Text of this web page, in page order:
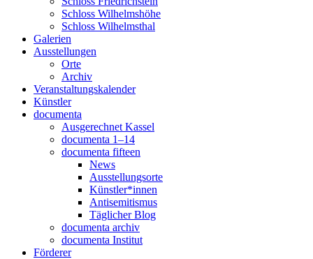
Schloss Wilhelmshöhe
Schloss Wilhelmsthal
Galerien
Ausstellungen
Orte
Archiv
Veranstaltungskalender
Künstler
documenta
Ausgerechnet Kassel
documenta 1–14
documenta fifteen
News
Ausstellungsorte
Künstler*innen
Antisemitismus
Täglicher Blog
documenta archiv
documenta Institut
Förderer